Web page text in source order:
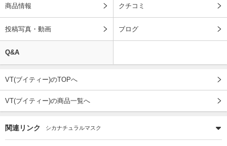
商品情報 クチコミ
投稿写真・動画 ブログ
Q&A
VT(ブイティー)のTOPへ
VT(ブイティー)の商品一覧へ
関連リンク シカナチュラルマスク